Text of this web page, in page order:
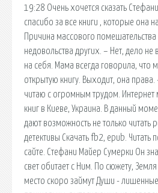
19:28 Очень хочется сказать
спасибо за все книги , которые она
Причина массового
недовольства других. – Нет, дело не
на себя. Мама всегда говорила, что
открытую книгу. Выходит, она
читаю с огромным трудом. Интернет
книг в Киеве, Украина. В данный
дают возможность не только читать
детективы Скачать fb2, epub. Читать
сайте. Стефани Майер Сумерки Он
свет обитает с Ним. По сюжету,
место скоро займут Души -